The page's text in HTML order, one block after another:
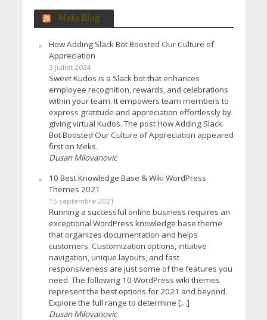
Meks Blog
How Adding Slack Bot Boosted Our Culture of
Appreciation
3 juillet 2024
Sweet Kudos is a Slack bot that enhances
employee recognition, rewards, and celebrations
within your team. It empowers team members to
express gratitude and appreciation effortlessly by
giving virtual Kudos. The post How Adding Slack
Bot Boosted Our Culture of Appreciation appeared
first on Meks.
Dusan Milovanovic
10 Best Knowledge Base & Wiki WordPress
Themes 2021
15 septembre 2021
Running a successful online business requires an
exceptional WordPress knowledge base theme
that organizes documentation and helps
customers. Customization options, intuitive
navigation, unique layouts, and fast
responsiveness are just some of the features you
need. The following 10 WordPress wiki themes
represent the best options for 2021 and beyond.
Explore the full range to determine […]
Dusan Milovanovic